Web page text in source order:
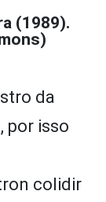
(1989).
da
por isso
colidir